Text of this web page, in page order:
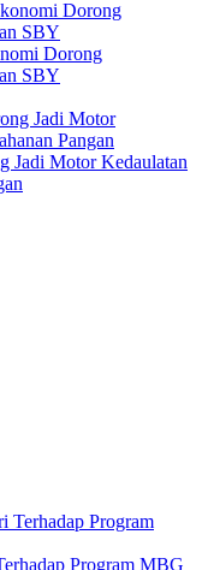
Dorong
SBY
Jadi Motor Kedaulatan
Program MBG